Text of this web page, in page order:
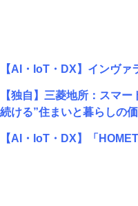
【AI・IoT・DX】インヴ
【独自】三菱地所：スマ
続ける”住まいと暮らしの
【AI・IoT・DX】「